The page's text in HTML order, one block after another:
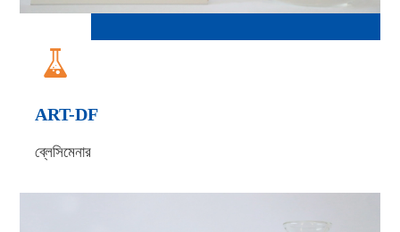

ART-DF
ব্লেসিমেনার